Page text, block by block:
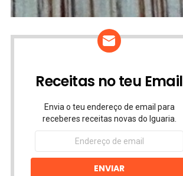
Receitas no teu Email
Envia o teu endereço de email para
receberes receitas novas do Iguaria.
Endereço
email
ENVIAR